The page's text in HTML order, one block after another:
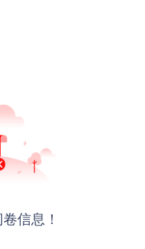
信息！